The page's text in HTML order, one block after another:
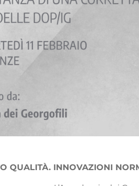
QUALITÀ. INNOVAZIONI